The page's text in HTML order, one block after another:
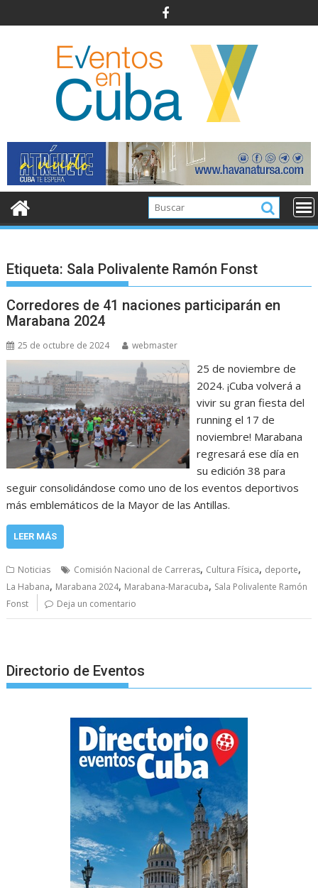
al
Etiqueta: Sala Polivalente Ramón Fonst
Corredores de 41 naciones participarán en
Marabana 2024
25 de octubre de 2024 webmaster
25 de noviembre de
2024. ¡Cuba volverá a
vivir su gran fiesta del
running el 17 de
noviembre! Marabana
regresará ese día en
su edición 38 para
seguir consolidándose como uno de los eventos deportivos
más emblemáticos de la Mayor de las Antillas.
LEER MÁS
Noticias Comisión Nacional de Carreras, Cultura Física, deporte,
La Habana, Marabana 2024, Marabana-Maracuba, Sala Polivalente Ramón
Fonst
Deja un comentario
Directorio de Eventos